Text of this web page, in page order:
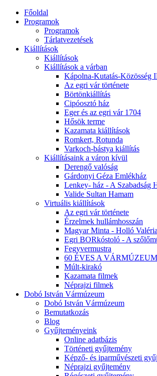
Főoldal
Programok
Programok
Tárlatvezetések
Kiállítások
Kiállítások
Kiállítások a várban
Kápolna-Kutatás-Közösség
Az egri vár története
Börtönkiállítás
Cipóosztó ház
Eger és az egri vár 1704
Hősök terme
Kazamata kiállítások
Romkert, Rotunda
Varkoch-bástya kiállítás
Kiállításaink a váron kívül
Derengő valóság
Gárdonyi Géza Emlékház
Lenkey- ház - A Szabadság
Valide Sultan Hamam
Virtuális kiállítások
Az egri vár története
Érzelmek hullámhosszán
Magyar Minta - Holló
Egri BORkóstoló - A
Fegyvermustra
60 ÉVES A VÁRMÚZEUM
Múlt-kirakó
Kazamata filmek
Néprajzi filmek
Dobó István Vármúzeum
Dobó István Vármúzeum
Bemutatkozás
Blog
Gyűjteményeink
Online adatbázis
Történeti gyűjtemény
Képző- és iparművészeti
Néprajzi gyűjtemény